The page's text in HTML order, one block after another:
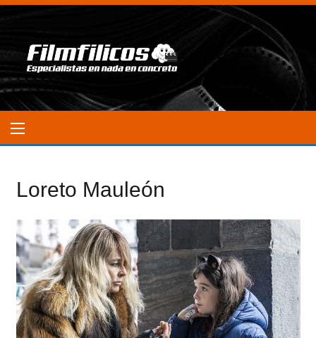
Loreto Mauleón